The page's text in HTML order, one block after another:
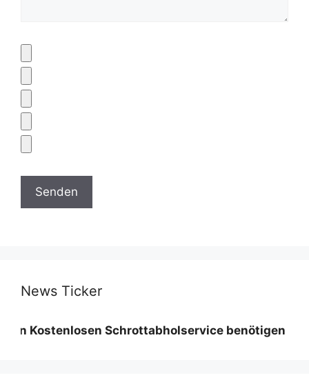
News Ticker
Schrottabholservice benötigen wir eine